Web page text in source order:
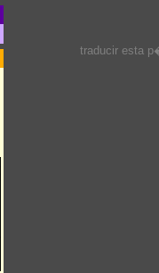
traducir esta